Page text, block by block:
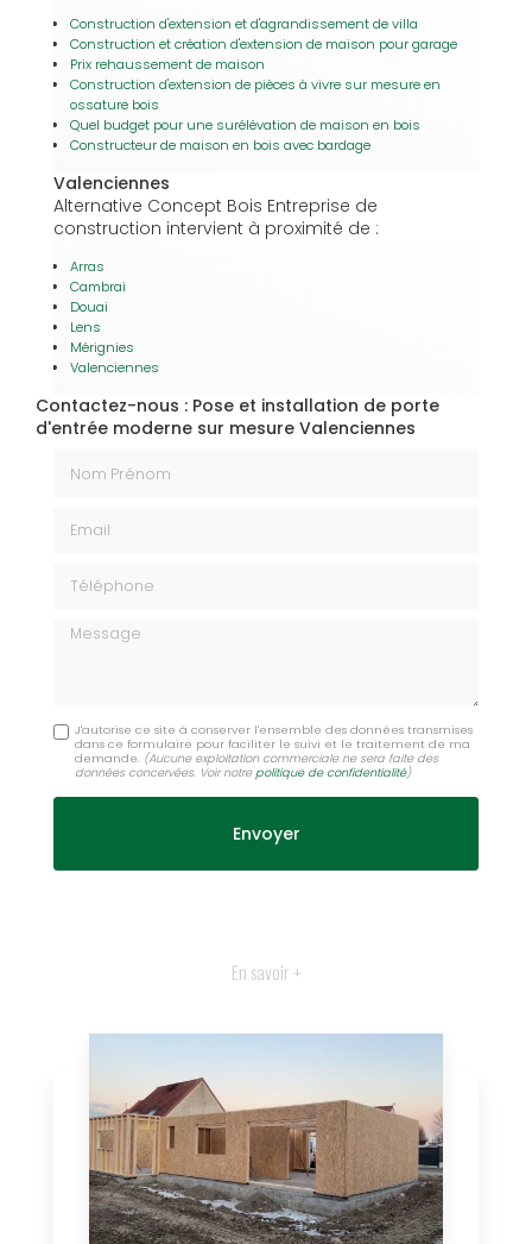
Construction d'extension et d'agrandissement de villa
Construction et création d'extension de maison pour garage
Prix rehaussement de maison
Construction d'extension de pièces à vivre sur mesure en
ossature bois
Quel budget pour une surélévation de maison en bois
Constructeur de maison en bois avec bardage
Valenciennes
Alternative Concept Bois Entreprise de
construction intervient à proximité de :
Arras
Cambrai
Douai
Lens
Mérignies
Valenciennes
Contactez-nous : Pose et installation de porte
d'entrée moderne sur mesure Valenciennes
Message
J'autorise ce site à conserver l'ensemble des données transmises
dans ce formulaire pour faciliter le suivi et le traitement de ma
demande. (Aucune exploitation commerciale ne sera faite des
données concervées. Voir notrepolitique de confidentialité)
En savoir +